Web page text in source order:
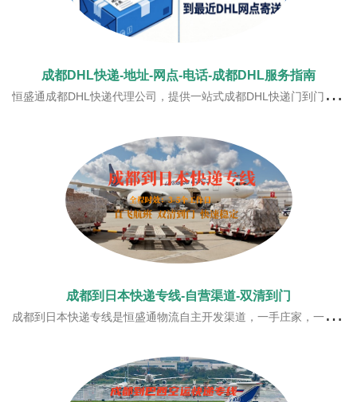
成都DHL快递-地址-网点-电话-成都DHL服务指南
恒盛通成都DHL快递代理公司，提供一站式成都DHL快递门到门服务！
成都到日本快递专线-自营渠道-双清到门
成都到日本快递专线是恒盛通物流自主开发渠道，一手庄家，一手价格。恒盛通日本快递专线服务在收到货后打印标签过机器自动测量，安排内地或香港的空港进行直飞运输